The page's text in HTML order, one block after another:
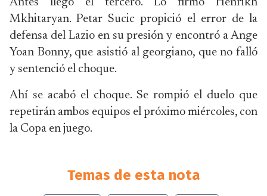
Antes llegó el tercero. Lo firmó Henrikh
Mkhitaryan. Petar Sucic propició el error de la
defensa del Lazio en su presión y encontró a Ange
Yoan Bonny, que asistió al georgiano, que no falló
y sentenció el choque.
Ahí se acabó el choque. Se rompió el duelo que
repetirán ambos equipos el próximo miércoles, con
la Copa en juego.
Temas de esta nota